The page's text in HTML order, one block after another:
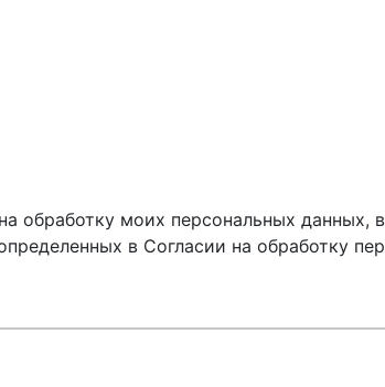
обработку моих персональных
в Согласии на обработку